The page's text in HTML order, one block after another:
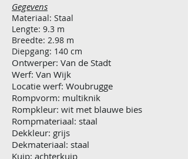
Gegevens
Materiaal: Staal
Lengte: 9.3 m
Breedte: 2.98 m
Diepgang: 140 cm
Ontwerper: Van de Stadt
Werf: Van Wijk
Locatie werf: Woubrugge
Rompvorm: multiknik
Rompkleur: wit met blauwe bies
Rompmateriaal: staal
Dekkleur: grijs
Dekmateriaal: staal
Kuip: achterkuip